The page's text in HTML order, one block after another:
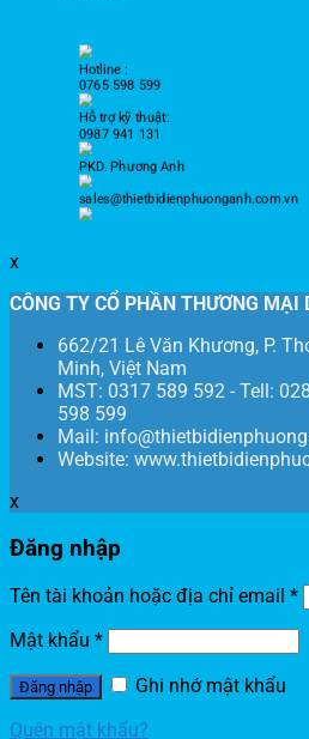
Hotline :
0765 598 599
Hỗ trợ kỹ thuật:
0987 941 131
PKD. Phương Anh
sales@thietbidienphuonganh.com.vn
x
CÔNG TY CỔ PHẦN THƯƠNG MẠI
662/21 Lê Văn Khương, P.
Minh, Việt Nam
MST: 0317 589 592 - Tell:
598 599
Mail:
Website:
x
Đăng nhập
Tên tài khoản hoặc địa chỉ email *
Mật khẩu *
Đăng nhập
Ghi nhớ mật khẩu
Quên mật khẩu?